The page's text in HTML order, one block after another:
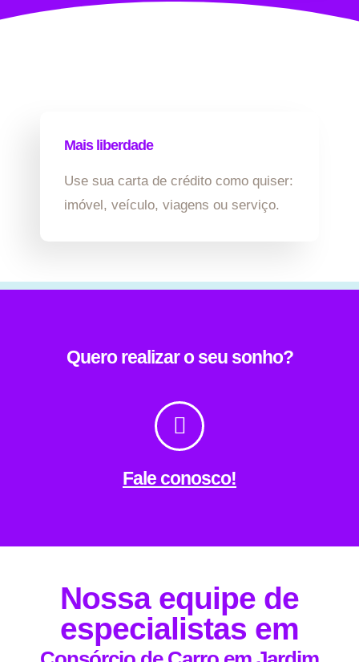
Mais liberdade
Use sua carta de crédito como quiser:
imóvel, veículo, viagens ou serviço.
Quero realizar o seu sonho?
Fale conosco!
Nossa equipe de
especialistas em